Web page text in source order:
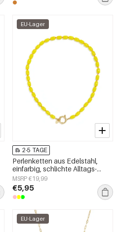
EU-Lager
2-5 TAGE
Perlenketten aus Edelstahl,
einfarbig, schlichte Alltags-
Serie, Damenschmuck
MSRP €19,99
€5,95
EU-Lager